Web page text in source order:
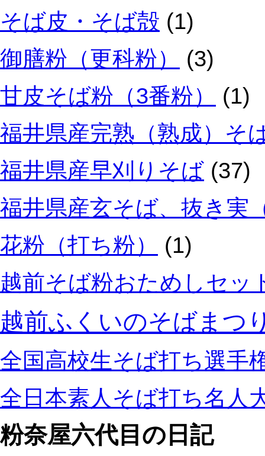
そば皮・そば殻 (1)
御膳粉（更科粉）
(3)
甘皮そば粉（3番粉）
(1)
福井県産完熟（熟成）そ
福井県産早刈りそば (37)
福井県産玄そば、抜き実
花粉（打ち粉）
(1)
越前そば粉おためしセッ
越前ふくいのそばまつ
全国高校生そば打ち選手
全日本素人そば打ち名人
粉奈屋六代目の日記